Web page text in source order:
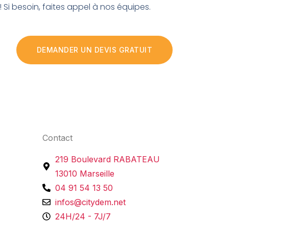
besoin, faites appel à nos équipes.
DEMANDER UN DEVIS GRATUIT
Contact
219 Boulevard RABATEAU
13010 Marseille
04 91 54 13 50
infos@citydem.net
24H/24 - 7J/7